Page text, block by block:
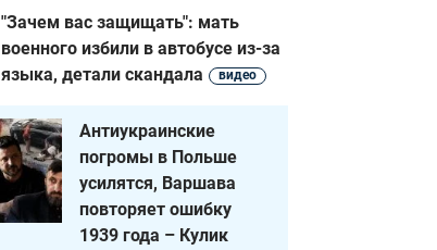
"Зачем вас защищать": мать
военного избили в автобусе из-за
языка, детали скандала
видео
Антиукраинские
погромы в Польше
усилятся, Варшава
повторяет ошибку
1939 года – Кулик